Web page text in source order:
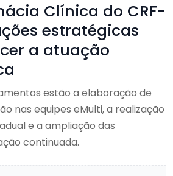
Clínica do CRF-
estratégicas
a atuação
estão a elaboração de
nas equipes eMulti, a realização
e a ampliação das
continuada.